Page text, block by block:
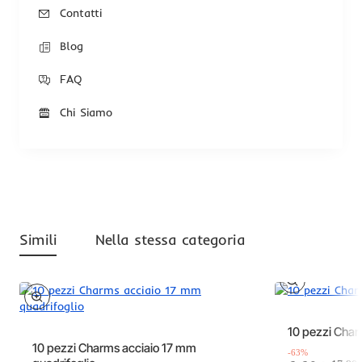
Contatti
Blog
FAQ
Chi Siamo
Simili Nella stessa categoria
10 pezzi Charms acciaio 17 mm
10 pezzi
-63%